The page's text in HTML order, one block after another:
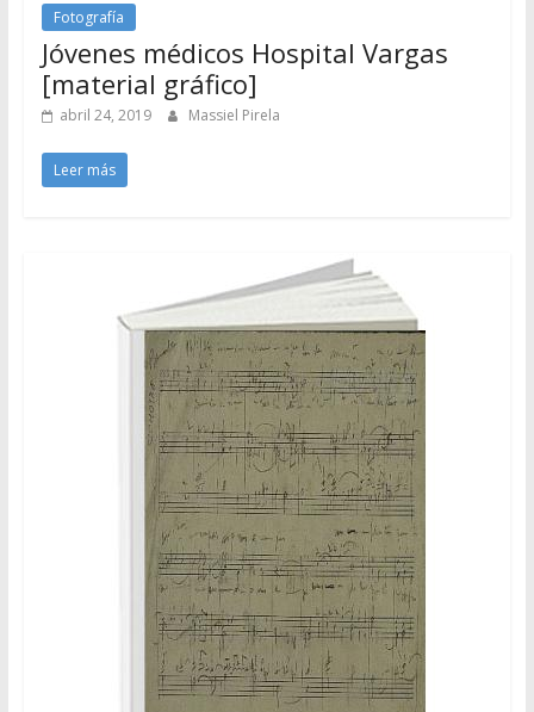
Fotografía
Jóvenes médicos Hospital Vargas
[material gráfico]
abril 24, 2019 Massiel Pirela
Leer más